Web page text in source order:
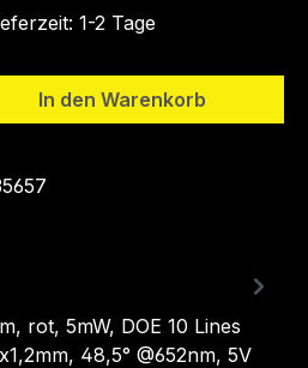
1-2 Tage
Gib den
In den Warenkorb
rot, 5mW, DOE 10 Lines
48,5° @652nm, 5V